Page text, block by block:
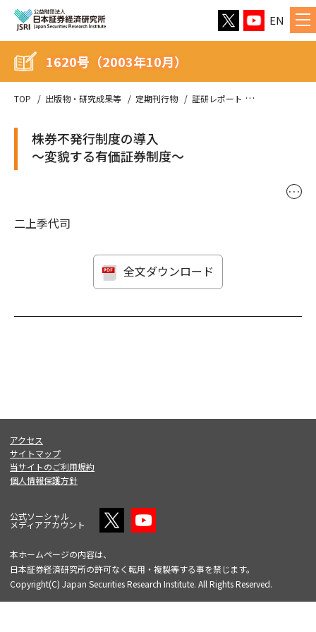
EN
TOP 出版物・研究成果等 定期刊行物 証研レポート
1620号（2003年10月）
株券不発行制度の導入
〜変貌する有価証券制度〜
･･･
二上季代司
全文ダウンロード
アクセス
サイトマップ
当サイトのご利用規約
個人情報保護方針
公式ソーシャル
メディアアカウント
本ホームページの内容は、
日本証券経済研究所の許可なく転用・複製等する事を禁じます。
Copyright(C) Japan Securities Research Institute. All Rights Reserved.